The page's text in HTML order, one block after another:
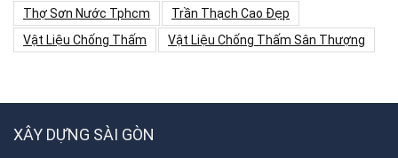
Thợ Sơn Nước Tphcm
Trần Thạch Cao Đẹp
Vật Liệu Chống Thấm
Vật Liệu Chống Thấm Sân Thượng
XÂY DỰNG SÀI GÒN